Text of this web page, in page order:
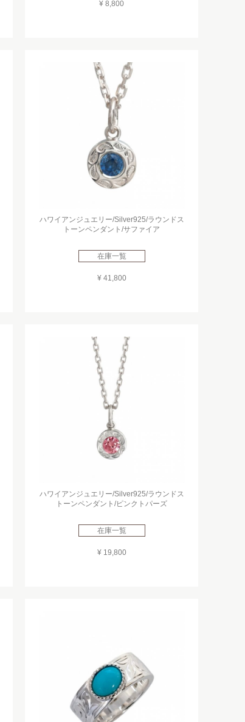
¥ 8,800
ハワイアンジュエリー/Silver925/ラウンドス
トーンペンダント/サファイア
在庫一覧
¥ 41,800
ハワイアンジュエリー/Silver925/ラウンドス
トーンペンダント/ピンクトパーズ
在庫一覧
¥ 19,800